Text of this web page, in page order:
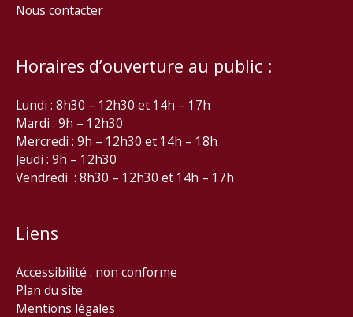
Nous contacter
Horaires d’ouverture au public :
Lundi : 8h30 – 12h30 et 14h – 17h
Mardi : 9h – 12h30
Mercredi : 9h – 12h30 et 14h – 18h
Jeudi : 9h – 12h30
Vendredi : 8h30 – 12h30 et 14h – 17h
Liens
Accessibilité : non conforme
Plan du site
Mentions légales